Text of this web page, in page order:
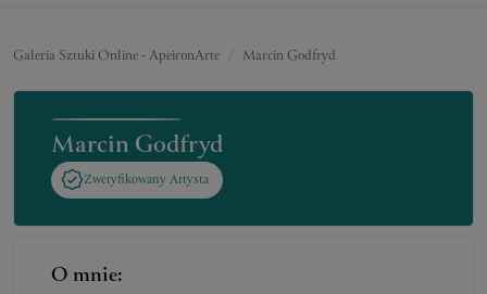
Galeria Sztuki Online - ApeironArte Marcin Godfryd
Marcin Godfryd
Zweryfikowany Artysta
O mnie: